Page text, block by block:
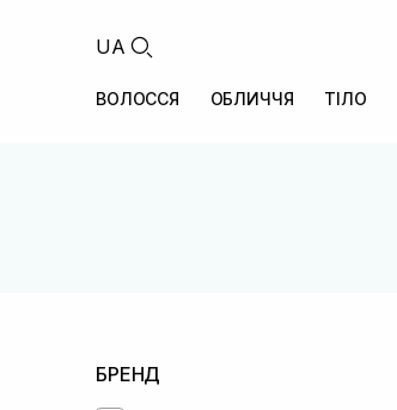
UA
ВОЛОССЯ ОБЛИЧЧЯ ТІЛО
БРЕНД